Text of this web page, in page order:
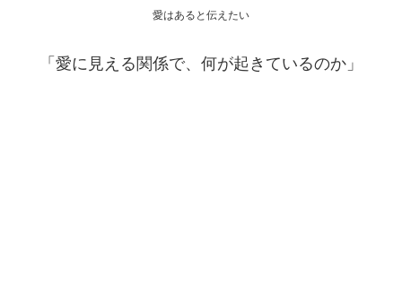
愛はあると伝えたい
「愛に見える関係で、何が起きているのか」